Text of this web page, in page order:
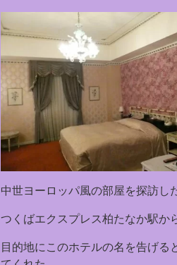
中世ヨーロッパ風の部屋を探訪し
つくばエクスプレス柏たなか駅か
目的地にこのホテルの名を告げる